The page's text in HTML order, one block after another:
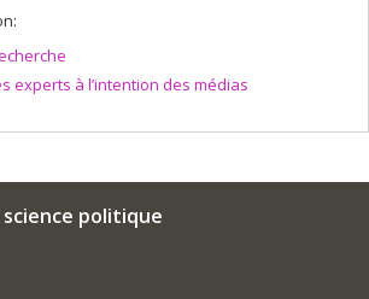
experts à l’intention des médias
politique